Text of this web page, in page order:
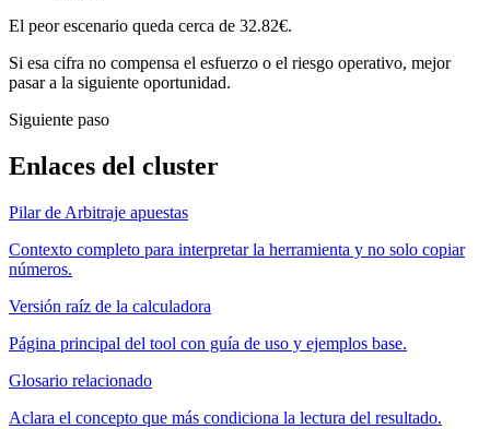
El peor escenario queda cerca de 32.82€.
Si esa cifra no compensa el esfuerzo o el riesgo operativo, mejor
pasar a la siguiente oportunidad.
Siguiente paso
Enlaces del cluster
Pilar de Arbitraje apuestas
Contexto completo para interpretar la herramienta y no solo copiar
números.
Versión raíz de la calculadora
Página principal del tool con guía de uso y ejemplos base.
Glosario relacionado
Aclara el concepto que más condiciona la lectura del resultado.